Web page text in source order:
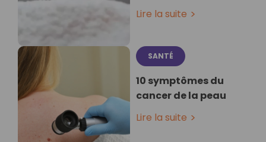
Lire la suite
SANTÉ
10 symptômes du
cancer de la peau
Lire la suite